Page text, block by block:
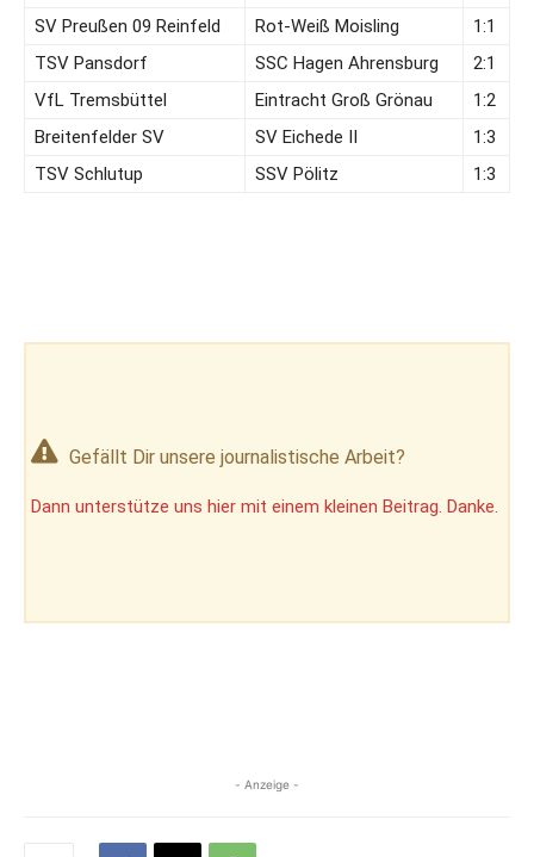
SV Preußen 09 Reinfeld Rot-Weiß Moisling
1:1
TSV Pansdorf
SSC Hagen Ahrensburg
2:1
VfL Tremsbüttel
Eintracht Groß Grönau
1:2
Breitenfelder SV
SV Eichede II
1:3
TSV Schlutup
SSV Pölitz 1:3
Gefällt Dir unsere journalistische Arbeit?
Dann unterstütze uns hier mit einem kleinen Beitrag. Danke.
- Anzeige -